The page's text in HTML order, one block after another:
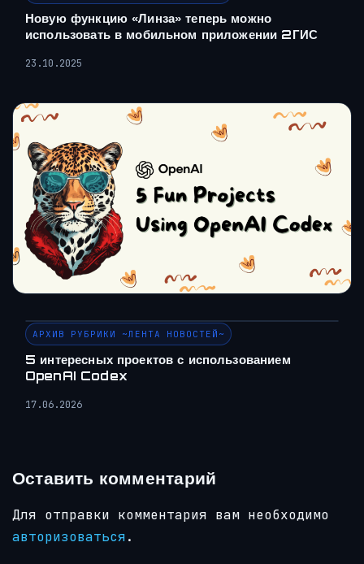
Новую функцию «Линза» теперь можно
использовать в мобильном приложении 2ГИС
23.10.2025
АРХИВ РУБРИКИ ~ЛЕНТА НОВОСТЕЙ~
5 интересных проектов с использованием
OpenAI Codex
17.06.2026
Оставить комментарий
Для отправки комментария вам необходимо
авторизоваться.